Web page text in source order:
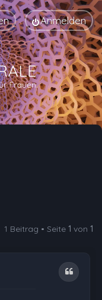
Anmelden
1 Beitrag • Seite 1 von 1
Zitat